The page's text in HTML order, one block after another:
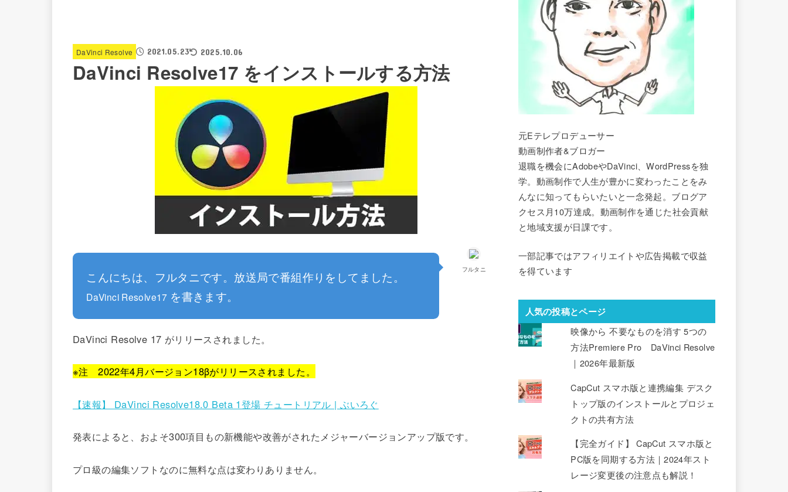
DaVinci Resolve 2021.05.23 2025.10.06
DaVinci Resolve17 をインストールする方法
フルタニ
こんにちは、フルタニです。放送局で番組作りをしてました。
DaVinci Resolve17 を書きます。
DaVinci Resolve 17 がリリースされました。
※注 2022年4月バージョン18βがリリースされました。
【速報】 DaVinci Resolve18.0 Beta 1登場 チュートリアル | ぶいろぐ
発表によると、およそ300項目もの新機能や改善がされたメジャーバージョンアップ版です。
プロ級の編集ソフトなのに無料な点は変わりありません。
元Eテレプロデューサー
動画制作者&ブロガー
退職を機会にAdobeやDaVinci、WordPressを独
学。動画制作で人生が豊かに変わったことをみ
んなに知ってもらいたいと一念発起。ブログア
クセス月10万達成。動画制作を通じた社会貢献
と地域支援が日課です。
一部記事ではアフィリエイトや広告掲載で収益
を得ています
人気の投稿とページ
映像から 不要なものを消す 5つの
方法Premiere Pro DaVinci Resolve
｜2026年最新版
CapCut スマホ版と連携編集 デスク
トップ版のインストールとプロジェ
クトの共有方法
【完全ガイド】 CapCut スマホ版と
PC版を同期する方法｜2024年スト
レージ変更後の注意点も解説！